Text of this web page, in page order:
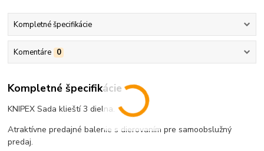
Kompletné špecifikácie
Komentáre 0
Kompletné špecifikácie
KNIPEX Sada klieští 3 dielna.
Atraktívne predajné balenie s dierovaním pre samoobslužný
predaj.